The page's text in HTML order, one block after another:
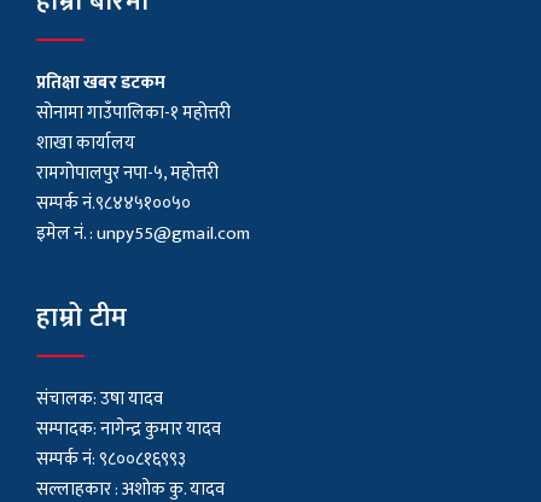
प्रतिक्षा खबर डटकम
सोनामा गाउँपालिका-१ महोत्तरी
शाखा कार्यालय
रामगोपालपुर नपा-५, महोत्तरी
सम्पर्क नं.९८४४५१००५०
इमेल नं. :unpy55@gmail.com
हाम्रो टीम
संचालक: उषा यादव
सम्पादक: नागेन्द्र कुमार यादव
सम्पर्क नं: ९८००८१६९९३
सल्लाहकार : अशाेक कु. यादव